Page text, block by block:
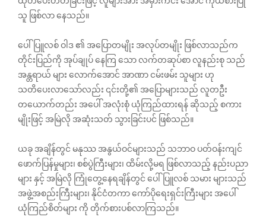
သူ ဖြစ်လာ နေသည်။
ပေါ်ပြူလစ် ဝါဒ ၏ အပြောတမျိုး အလုပ်တမျိုး ဖြစ်လာသည်က
တိုင်းပြည်ကို အုပ်ချုပ်‌ နေကြ‌ သော လက်တဆုပ်စာ လူနည်းစု သည်
အန္တရာယ် များ လောက်အောင် အာဏာ ငမ်းဖမ်း သူများ ဟု
သတိပေးလာသော်လည်း ၎င်းတို့၏ အပြောများသည် လူတဦး
တ‌ယောက်တည်း အ‌ပေါ် အလုံးစုံ ယုံကြည်ထားရန် ဆိုသည့် စကား
မျိုးဖြင့် အမြဲလို အဆုံးသတ် သွားခြင်းပင် ဖြစ်သည်။
ယခု အချိန်တွင် မနုဿ အနွယ်ဝင်များသည် သဘာဝ ပတ်ဝန်းကျင်
ဖောက်ပြန်မှုများ၊ စစ်ပွဲကြီးများ၊ ထိမ်းလို့မရ ဖြစ်လာသည့် နည်းပညာ
များ နှင့် အမြဲလို ကြုံတွေ့နေရချိန်တွင် ပေါ်ပြူလစ် သမား များသည်
အဖွဲ့အစည်းကြီးများ၊ နိုင်ငံတကာ ကော်ပိုရေးရှင်းကြီးများ အပေါ်
ယုံကြည်စိတ်များ ကို တိုက်စားပစ်လာကြသည်။